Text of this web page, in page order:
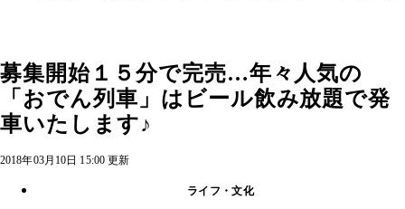
募集開始１５分で完売…年々人気の
「おでん列車」はビール飲み放題で発
車いたします♪
2018年03月10日 15:00 更新
ライフ・文化